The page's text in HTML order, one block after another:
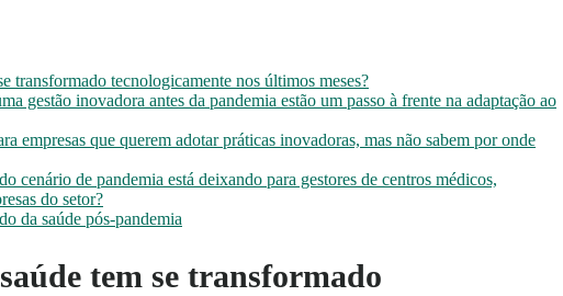
transformado tecnologicamente nos últimos meses?
gestão inovadora antes da pandemia estão um passo à frente na adaptação ao
empresas que querem adotar práticas inovadoras, mas não sabem por onde
cenário de pandemia está deixando para gestores de centros médicos,
do setor?
da saúde pós-pandemia
tem se transformado